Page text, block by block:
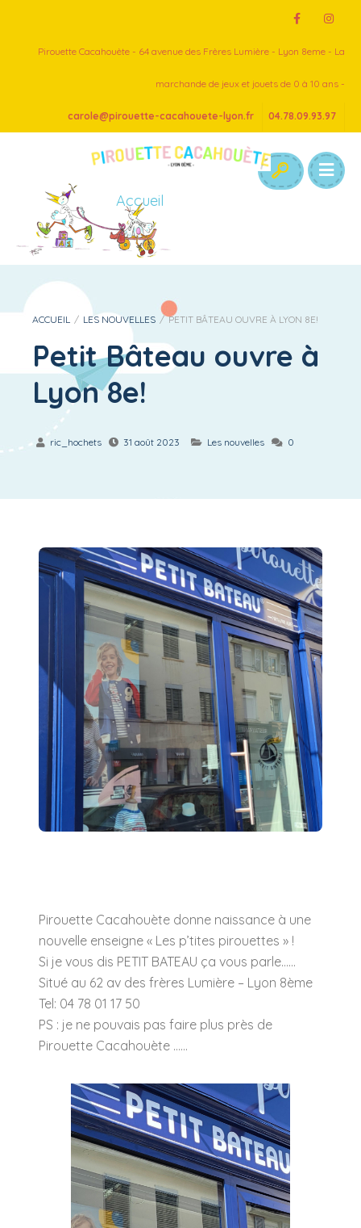
Pirouette Cacahouète - 64 avenue des Frères Lumière - Lyon 8eme - La
marchande de jeux et jouets de 0 à 10 ans -
carole@pirouette-cacahouete-lyon.fr 04.78.09.93.97
Accueil
ACCUEIL / LES NOUVELLES / PETIT BÂTEAU OUVRE À LYON 8E!
Petit Bâteau ouvre à
Lyon 8e!
ric_hochets 31 août 2023 Les nouvelles 0
Pirouette Cacahouète donne naissance à une
nouvelle enseigne « Les p’tites pirouettes » !
Si je vous dis PETIT BATEAU ça vous parle……
Situé au 62 av des frères Lumière – Lyon 8ème
Tel: 04 78 01 17 50
PS : je ne pouvais pas faire plus près de
Pirouette Cacahouète ……